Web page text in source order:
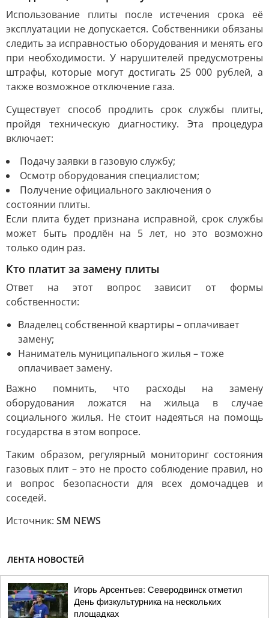
Использование плиты после истечения срока её
эксплуатации не допускается. Собственники обязаны
следить за исправностью оборудования и менять его
при необходимости. У нарушителей предусмотрены
штрафы, которые могут достигать 25 000 рублей, а
также возможное отключение газа.
Существует способ продлить срок службы плиты,
пройдя техническую диагностику. Эта процедура
включает:
Подачу заявки в газовую службу;
Осмотр оборудования специалистом;
Получение официального заключения о
состоянии плиты.
Если плита будет признана исправной, срок службы
может быть продлён на 5 лет, но это возможно
только один раз.
Кто платит за замену плиты
Ответ на этот вопрос зависит от формы
собственности:
Владелец собственной квартиры – оплачивает
замену;
Наниматель муниципального жилья – тоже
оплачивает замену.
Важно помнить, что расходы на замену
оборудования ложатся на жильца в случае
социального жилья. Не стоит надеяться на помощь
государства в этом вопросе.
Таким образом, регулярный мониторинг состояния
газовых плит – это не просто соблюдение правил, но
и вопрос безопасности для всех домочадцев и
соседей.
Источник: SM NEWS
ЛЕНТА НОВОСТЕЙ
Игорь Арсентьев: Северодвинск отметил
День физкультурника на нескольких
площадках